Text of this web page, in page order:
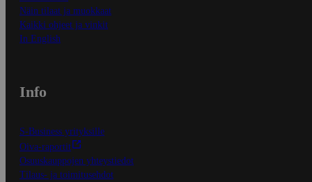
Näin tilaat ja muokkaat
Kaikki ohjeet ja vinkit
In English
Info
S-Business yrityksille
Oiva-raportit
Osuuskauppojen yhteystiedot
Tilaus- ja toimitusehdot